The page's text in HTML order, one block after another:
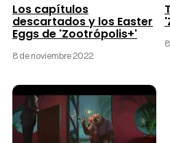
Los capítulos
descartados y los Easter
Eggs de 'Zootrópolis+'
8 de noviembre 2022